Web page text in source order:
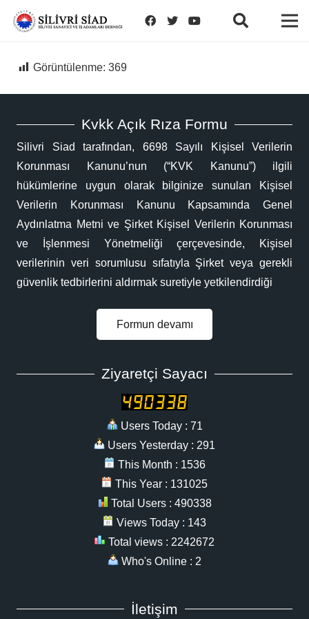
Görüntülenme: 369
Kvkk Açık Rıza Formu
Silivri Siad tarafından, 6698 Sayılı Kişisel Verilerin
Korunması Kanunu’nun (“KVK Kanunu”) ilgili
hükümlerine uygun olarak bilginize sunulan Kişisel
Verilerin Korunması Kanunu Kapsamında Genel
Aydınlatma Metni ve Şirket Kişisel Verilerin Korunması
ve İşlenmesi Yönetmeliği çerçevesinde, Kişisel
verilerinin veri sorumlusu sıfatıyla Şirket veya gerekli
güvenlik tedbirlerini aldırmak suretiyle yetkilendirdiği
Formun devamı
Ziyaretçi Sayacı
Users Today : 71
Users Yesterday : 291
This Month : 1536
This Year : 131025
Total Users : 490338
Views Today : 143
Total views : 2242672
Who's Online : 2
İletişim